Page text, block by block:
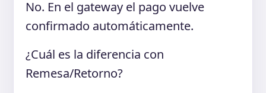
No. En el gateway el pago vuelve
confirmado automáticamente.
¿Cuál es la diferencia con
Remesa/Retorno?